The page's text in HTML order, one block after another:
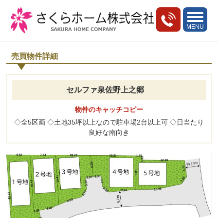
toggle
MENU
売買物件詳細
セルファ泉佐野上之郷
物件のキャッチコピー
◇全5区画 ◇土地35坪以上なので駐車場2台以上可 ◇日当たり
良好な南向き